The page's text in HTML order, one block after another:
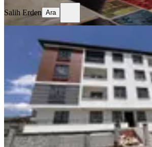
Salih Erden Ara
Remax Dem'den
2+1 Kiralık Daire
Merkez, Başbağlar
2+1·90 m²·1. Kat
19.500 ₺
REMAX DEMBurak Yıldız